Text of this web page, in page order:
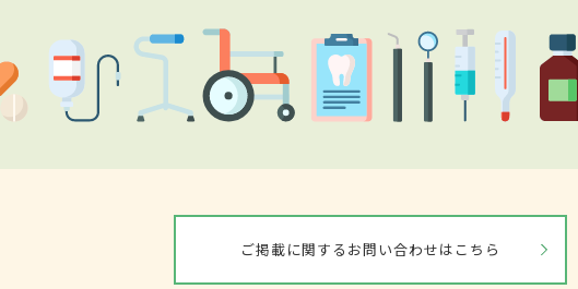
ご掲載に関するお問い合わせはこちら